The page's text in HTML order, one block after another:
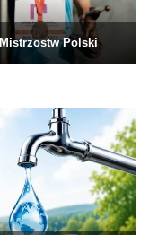
Polski